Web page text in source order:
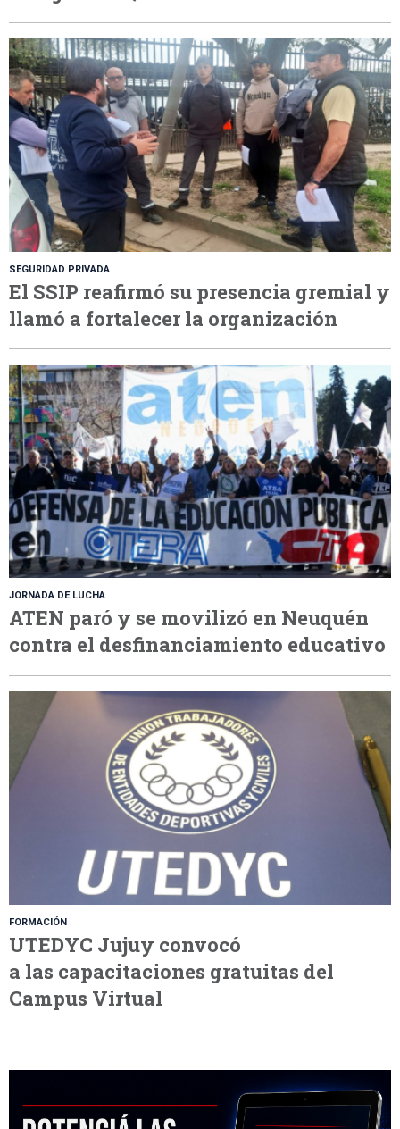
SEGURIDAD PRIVADA
El SSIP reafirmó su presencia gremial y
llamó a fortalecer la organización
JORNADA DE LUCHA
ATEN paró y se movilizó en Neuquén
contra el desfinanciamiento educativo
FORMACIÓN
UTEDYC Jujuy convocó
a las capacitaciones gratuitas del
Campus Virtual